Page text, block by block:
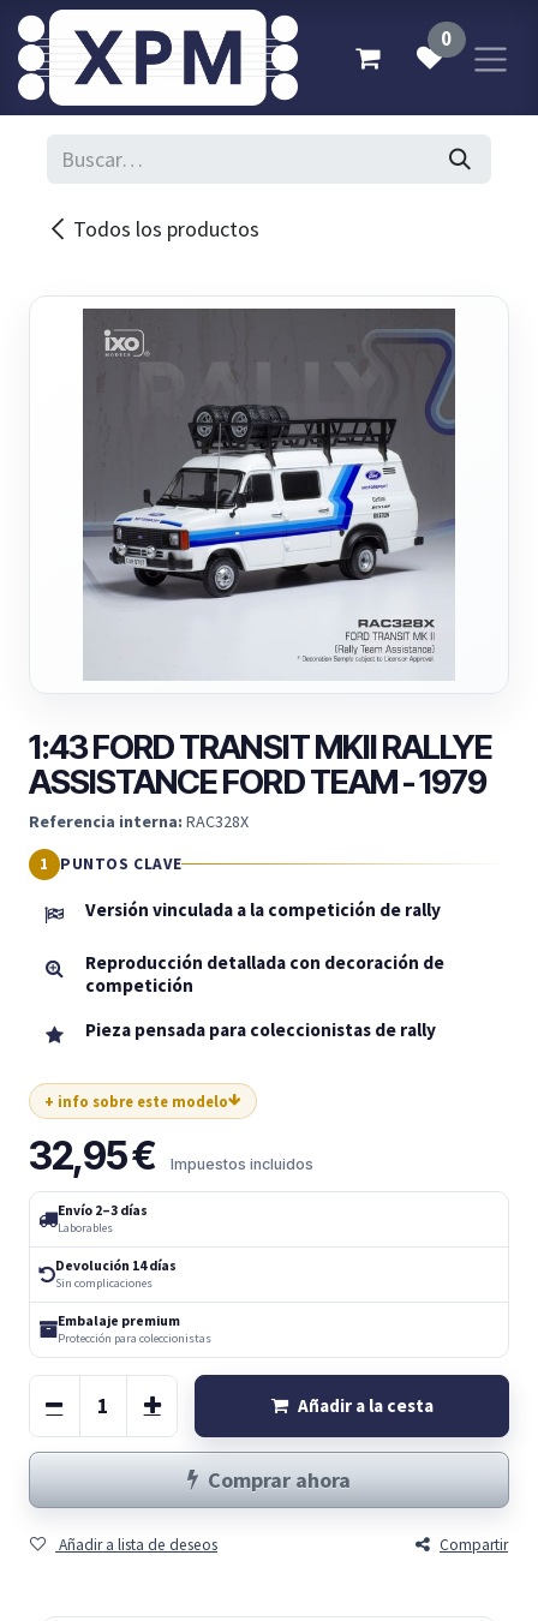
Ir al contenido
0
Todos los productos
1:43 FORD TRANSIT MKII RALLYE
ASSISTANCE FORD TEAM - 1979
Referencia interna: RAC328X
PUNTOS CLAVE
Versión vinculada a la competición de rally
Reproducción detallada con decoración de
competición
Pieza pensada para coleccionistas de rally
+ info sobre este modelo
32,95€ Impuestos incluidos
Envío 2–3 días
Laborables
Devolución 14 días
Sin complicaciones
Embalaje premium
Protección para coleccionistas
Añadir a la cesta
Comprar ahora
Añadir a lista de deseos Compartir